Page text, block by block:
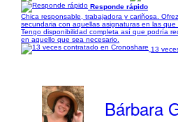
Responde rápido
Chica responsable, trabajadora y cariñosa.
secundaria con aquellas asignaturas en las que
Tengo disponibilidad completa así que podría
en aquello que sea necesario.
13
Bárbara